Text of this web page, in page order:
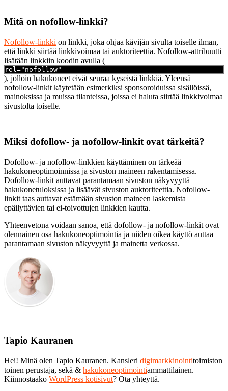
Mitä on nofollow-linkki?
Nofollow-linkki on linkki, joka ohjaa kävijän sivulta toiselle ilman,
että linkki siirtää linkkivoimaa tai auktoriteettia. Nofollow-attribuutti
lisätään linkkiin koodin avulla (
rel="nofollow"
), jolloin hakukoneet eivät seuraa kyseistä linkkiä. Yleensä
nofollow-linkit käytetään esimerkiksi sponsoroiduissa sisällöissä,
mainoksissa ja muissa tilanteissa, joissa ei haluta siirtää linkkivoimaa
sivustolta toiselle.
Miksi dofollow- ja nofollow-linkit ovat tärkeitä?
Dofollow- ja nofollow-linkkien käyttäminen on tärkeää
hakukoneoptimoinnissa ja sivuston maineen rakentamisessa.
Dofollow-linkit auttavat parantamaan sivuston näkyvyyttä
hakukonetuloksissa ja lisäävät sivuston auktoriteettia. Nofollow-
linkit taas auttavat estämään sivuston maineen laskemista
epäilyttävien tai ei-toivottujen linkkien kautta.
Yhteenvetona voidaan sanoa, että dofollow- ja nofollow-linkit ovat
olennainen osa hakukoneoptimointia ja niiden oikea käyttö auttaa
parantamaan sivuston näkyvyyttä ja mainetta verkossa.
Tapio Kauranen
Hei! Minä olen Tapio Kauranen. Kansleri digimarkkinointitoimiston
toinen perustaja, sekä & hakukoneoptimointiammattilainen.
Kiinnostaako WordPress kotisivut? Ota yhteyttä.